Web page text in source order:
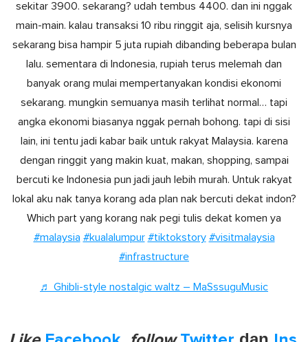
sekitar 3900. sekarang? udah tembus 4400. dan ini nggak
main-main. kalau transaksi 10 ribu ringgit aja, selisih kursnya
sekarang bisa hampir 5 juta rupiah dibanding beberapa bulan
lalu. sementara di Indonesia, rupiah terus melemah dan
banyak orang mulai mempertanyakan kondisi ekonomi
sekarang. mungkin semuanya masih terlihat normal… tapi
angka ekonomi biasanya nggak pernah bohong. tapi di sisi
lain, ini tentu jadi kabar baik untuk rakyat Malaysia. karena
dengan ringgit yang makin kuat, makan, shopping, sampai
bercuti ke Indonesia pun jadi jauh lebih murah. Untuk rakyat
lokal aku nak tanya korang ada plan nak bercuti dekat indon?
Which part yang korang nak pegi tulis dekat komen ya
#malaysia #kualalumpur #tiktokstory #visitmalaysia
#infrastructure
♬ Ghibli-style nostalgic waltz – MaSssuguMusic